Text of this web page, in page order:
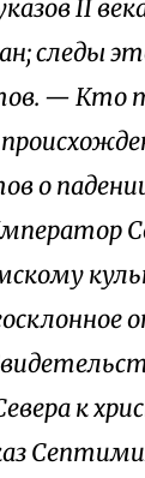
II
следы
— Кто
о
к